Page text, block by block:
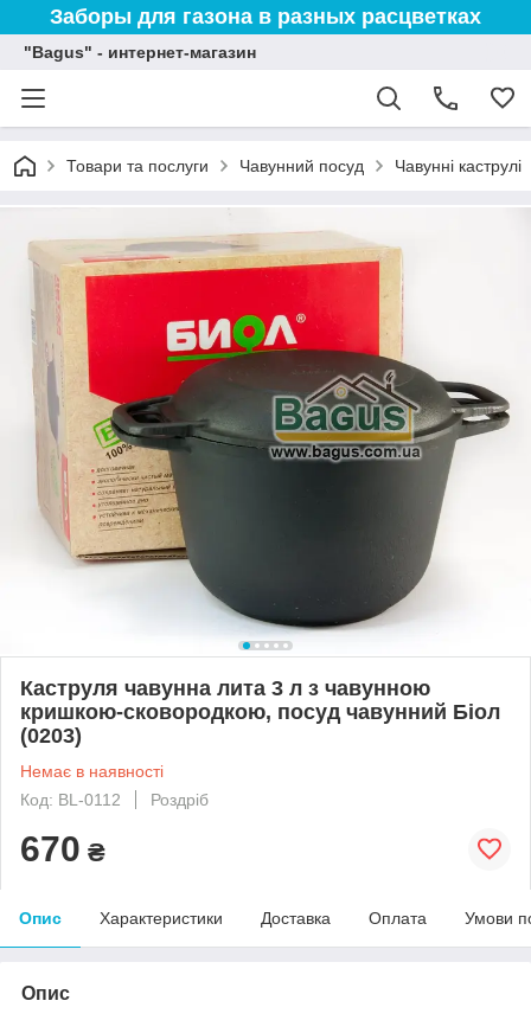
Заборы для газона в разных расцветках
"Bagus" - интернет-магазин
Товари та послуги Чавунний посуд Чавунні каструлі
Каструля чавунна лита 3 л з чавунною
кришкою-сковородкою, посуд чавунний Біол
(0203)
Немає в наявності
Код: BL-0112
Роздріб
670 ₴
Опис Характеристики Доставка Оплата Умови
Опис